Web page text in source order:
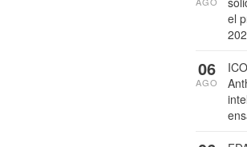
el
06
AGO